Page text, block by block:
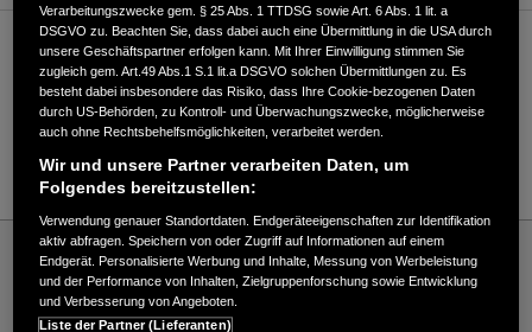
Verkauf / Kundendienst
02382-6936
E-Mail
Honda
Schneefräsen
Bernhard Nawrot - Schneefräsen – Honda - Willkommen bei Honda
Verarbeitungszwecke gem. § 25 Abs. 1 TTDSG sowie Art. 6 Abs. 1 lit. a
DSGVO zu. Beachten Sie, dass dabei auch eine Übermittlung in die USA durch
unsere Geschäftspartner erfolgen kann. Mit Ihrer Einwilligung stimmen Sie
zugleich gem. Art.49 Abs.1 S.1 lit.a DSGVO solchen Übermittlungen zu. Es
besteht dabei insbesondere das Risiko, dass Ihre Cookie-bezogenen Daten
durch US-Behörden, zu Kontroll- und Überwachungszwecke, möglicherweise
auch ohne Rechtsbehelfsmöglichkeiten, verarbeitet werden.
Wir und unsere Partner verarbeiten Daten, um
Folgendes bereitzustellen:
Verwendung genauer Standortdaten. Endgeräteeigenschaften zur Identifikation
aktiv abfragen. Speichern von oder Zugriff auf Informationen auf einem
Endgerät. Personalisierte Werbung und Inhalte, Messung von Werbeleistung
und der Performance von Inhalten, Zielgruppenforschung sowie Entwicklung
und Verbesserung von Angeboten.
Liste der Partner (Lieferanten)